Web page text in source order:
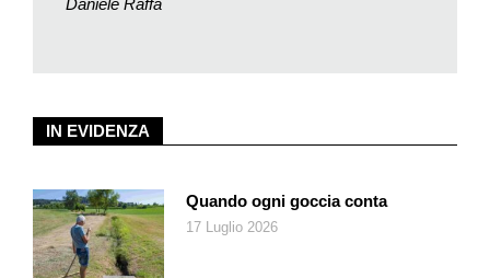
differenza tra e-banking ed e-bill, ma anche il sistema
sicurezza per la quale la boomer che c’è in me prova,
mescolata a sincera ammirazione, una punta d’invidia,
Paraplegico dalla nascita, 48 anni, Master in Advanced
Computer Science alla SUPSI, consigliere comunale a
Mendrisio (suo comune di origine), Daniele Raffa nel 2009 ha
IN EVIDENZA
Quando ogni goccia conta
17 Luglio 2026